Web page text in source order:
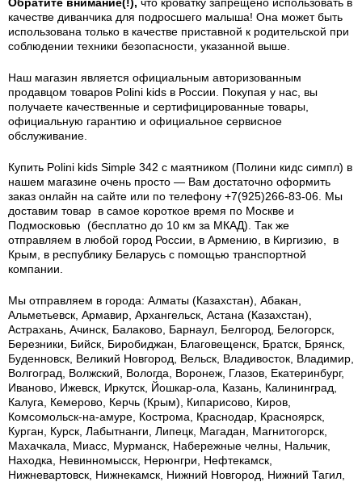
качестве диванчика для подросшего малыша! Она может быть
использована только в качестве приставной к родительской при
соблюдении техники безопасности, указанной выше.
Наш магазин является официальным авторизованным
продавцом товаров Polini kids в России.
Покупая у нас, вы
получаете качественные и сертифицированные товары,
официальную гарантию и официальное сервисное
обслуживание.
Купить Polini kids Simple 342 с маятником (Полини кидс симпл) в
нашем магазине очень просто — Вам достаточно оформить
заказ онлайн на сайте или по телефону +7(925)266-83-06. Мы
доставим товар в самое короткое время по Москве и
Подмосковью (бесплатно до 10 км за МКАД). Так же
отправляем в любой город России, в Армению, в Киргизию, в
Крым, в республику Беларусь с помощью транспортной
компании.
Мы отправляем в города: Алматы (Казахстан), Абакан,
Альметьевск, Армавир, Архангельск, Астана (Казахстан),
Астрахань, Ачинск, Балаково, Барнаул, Белгород, Белогорск,
Березники, Бийск, Биробиджан, Благовещенск, Братск, Брянск,
Буденновск, Великий Новгород, Вельск, Владивосток, Владимир,
Волгоград, Волжский, Вологда, Воронеж, Глазов, Екатеринбург,
Иваново, Ижевск, Иркутск, Йошкар-ола, Казань, Калининград,
Калуга, Кемерово, Керчь (Крым), Кипарисово, Киров,
Комсомольск-на-амуре, Кострома, Краснодар, Красноярск,
Курган, Курск, Лабытнанги, Липецк, Магадан, Магнитогорск,
Махачкала, Миасс, Мурманск, Набережные челны, Нальчик,
Находка, Невинномысск, Нерюнгри, Нефтекамск,
Нижневартовск, Нижнекамск, Нижний Новгород, Нижний Тагил,